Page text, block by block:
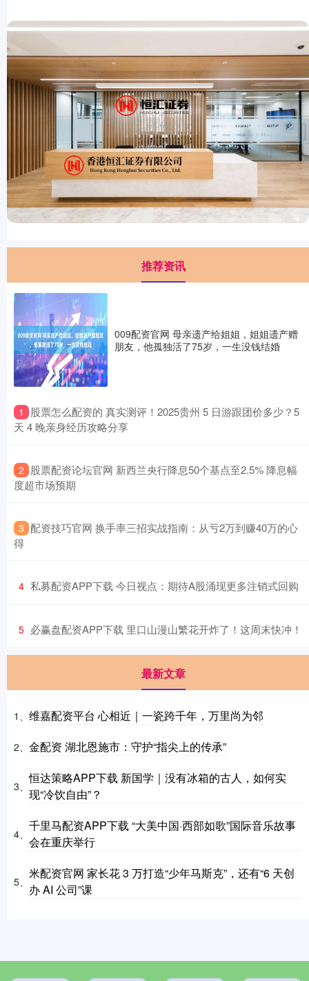
推荐资讯
009配资官网 母亲遗产给姐姐，姐姐遗产赠
朋友，他孤独活了75岁，一生没钱结婚
1
​股票怎么配资的 真实测评！2025贵州 5 日游跟团价多少？5
天 4 晚亲身经历攻略分享
2 ​股票配资论坛官网 新西兰央行降息50个基点至2.5% 降息幅
度超市场预期
3 ​配资技巧官网 换手率三招实战指南：从亏2万到赚40万的心
得
4 ​私募配资APP下载 今日视点：期待A股涌现更多注销式回购
5 ​必赢盘配资APP下载 里口山漫山繁花开炸了！这周末快冲！
最新文章
1、 维嘉配资平台 心相近｜一瓷跨千年，万里尚为邻
2、 金配资 湖北恩施市：守护“指尖上的传承”
3、
恒达策略APP下载 新国学｜没有冰箱的古人，如何实
现“冷饮自由”？
4、
千里马配资APP下载 “大美中国·西部如歌”国际音乐故事
会在重庆举行
5、
米配资官网 家长花 3 万打造“少年马斯克”，还有“6 天创
办 AI 公司”课